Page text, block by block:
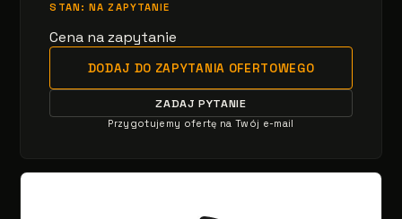
STAN: NA ZAPYTANIE
Cena na zapytanie
DODAJ DO ZAPYTANIA OFERTOWEGO
ZADAJ PYTANIE
Przygotujemy ofertę na Twój e-mail